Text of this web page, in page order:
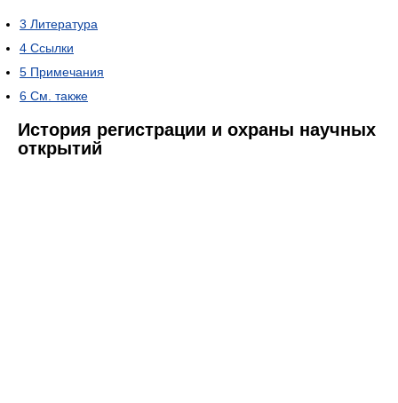
3 Литература
4 Ссылки
5 Примечания
6 См. также
История регистрации и охраны научных
открытий